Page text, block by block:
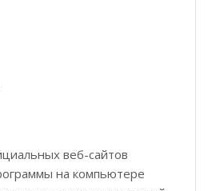
веб-сайтов
на компьютере